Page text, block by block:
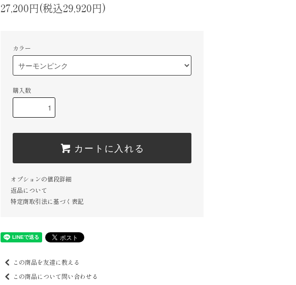
27,200円(税込29,920円)
カラー
購入数
カートに入れる
オプションの値段詳細
返品について
特定商取引法に基づく表記
この商品を友達に教える
この商品について問い合わせる